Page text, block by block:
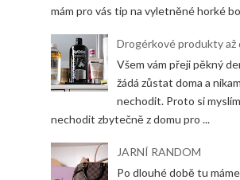
mám pro vás tip na vyletněné horké
Drogérkové produkty až
Všem vám přeji pěkný
žádá zůstat doma a
nechodit. Proto si
nechodit zbytečně z domu pro ...
JARNÍ RANDOM
Po dlouhé době tu